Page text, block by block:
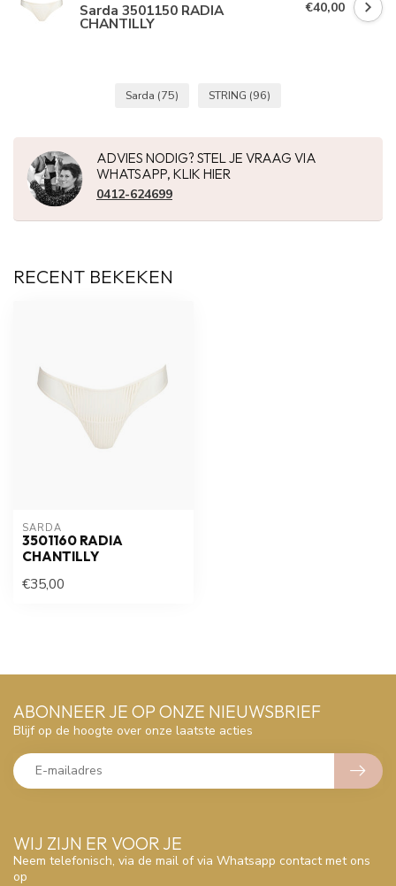
Sarda 3501150 RADIA
CHANTILLY
€40,00
Sarda (75) STRING (96)
ADVIES NODIG? STEL JE VRAAG VIA
WHATSAPP, KLIK HIER
0412-624699
RECENT BEKEKEN
SARDA
3501160 RADIA
CHANTILLY
€35,00
WIJ ZIJN ER VOOR JE
Neem telefonisch, via de mail of via Whatsapp contact met ons
op
ABONNEER JE OP ONZE NIEUWSBRIEF
Blijf op de hoogte over onze laatste acties